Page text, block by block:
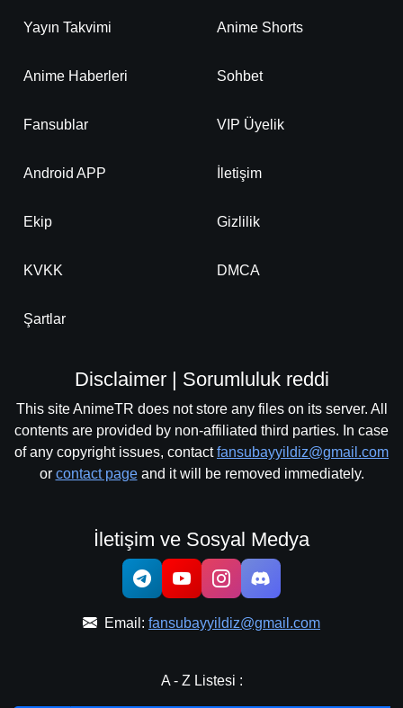
Yayın Takvimi Anime Shorts
Anime Haberleri Sohbet
Fansublar VIP Üyelik
Android APP İletişim
Ekip Gizlilik
KVKK DMCA
Şartlar
Disclaimer | Sorumluluk reddi
This site AnimeTR does not store any files on its server. All
contents are provided by non-affiliated third parties. In case
of any copyright issues, contactfansubayyildiz@gmail.com
or contact pageand it will be removed immediately.
İletişim ve Sosyal Medya
Email: fansubayyildiz@gmail.com
A - Z Listesi :